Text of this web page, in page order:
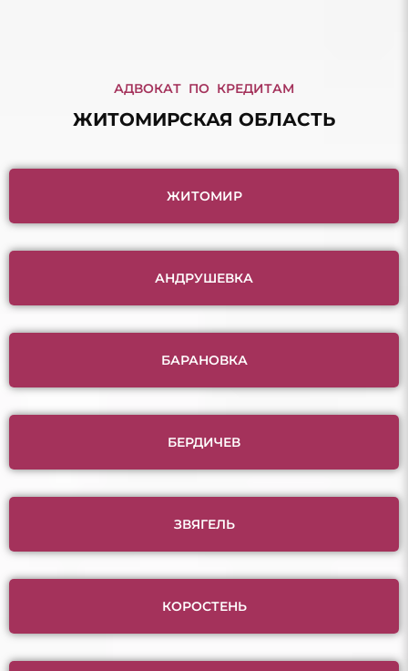
АДВОКАТ ПО КРЕДИТАМ
ЖИТОМИРСКАЯ ОБЛАСТЬ
ЖИТОМИР
АНДРУШЕВКА
БАРАНОВКА
БЕРДИЧЕВ
ЗВЯГЕЛЬ
КОРОСТЕНЬ